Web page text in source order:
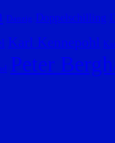
Danzig Doppelschilling
Karl Kennepohl
Peter